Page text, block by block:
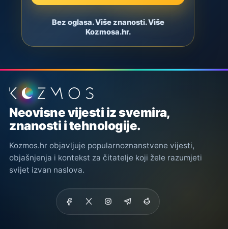
Bez oglasa. Više znanosti. Više
Kozmosa.hr.
Podnožje stranice
Neovisne vijesti iz svemira,
znanosti i tehnologije.
Kozmos.hr objavljuje popularnoznanstvene vijesti,
objašnjenja i kontekst za čitatelje koji žele razumjeti
svijet izvan naslova.